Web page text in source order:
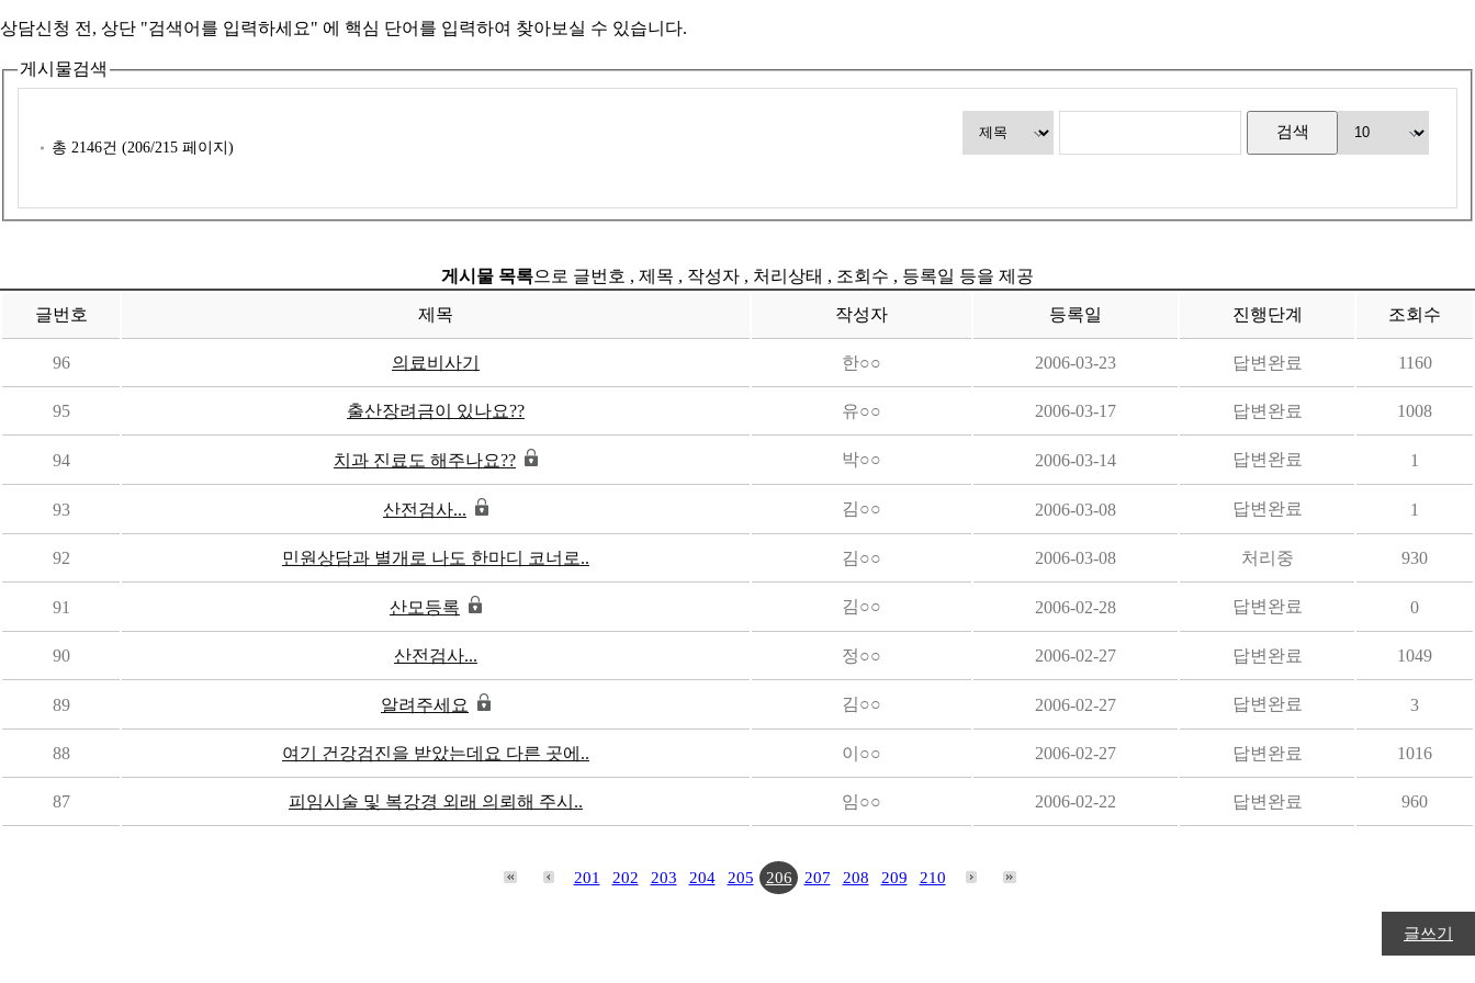
상담신청 전, 상단 "검색어를 입력하세요" 에 핵심 단어를 입력하여 찾아보실 수 있습니다.
게시물검색
총 2146건 (206/215 페이지)
게시물 목록으로 글번호 , 제목 , 작성자 , 처리상태 , 조회수 , 등록일 등을 제공
글번호 제목 작성자 등록일 진행단계 조회수
96 의료비사기 한○○ 2006-03-23 답변완료 1160
95 출산장려금이 있나요?? 유○○ 2006-03-17 답변완료 1008
94 치과 진료도 해주나요?? 박○○ 2006-03-14 답변완료 1
93 산전검사... 김○○ 2006-03-08 답변완료 1
92 민원상담과 별개로 나도 한마디 코너로.. 김○○ 2006-03-08 처리중 930
91 산모등록 김○○ 2006-02-28 답변완료 0
90 산전검사... 정○○ 2006-02-27 답변완료 1049
89 알려주세요 김○○ 2006-02-27 답변완료 3
88 여기 건강검진을 받았는데요 다른 곳에.. 이○○ 2006-02-27 답변완료 1016
87 피임시술 및 복강경 외래 의뢰해 주시.. 임○○ 2006-02-22 답변완료 960
201 202 203 204 205 206 207 208 209 210
글쓰기